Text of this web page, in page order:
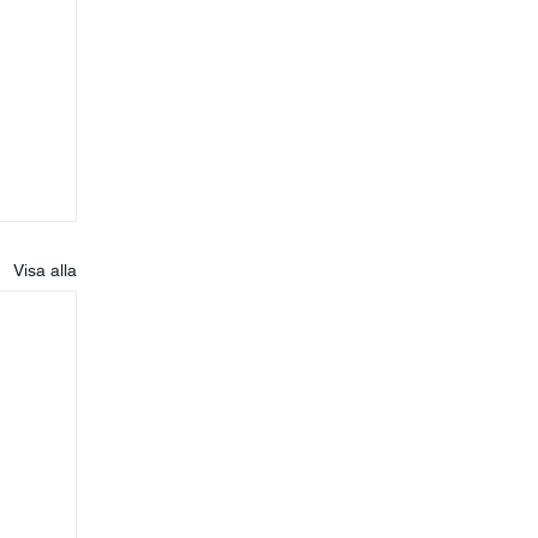
Visa alla